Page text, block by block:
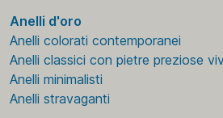
Anelli d'oro
Anelli colorati contemporanei
Anelli classici con pietre preziose
Anelli minimalisti
Anelli stravaganti